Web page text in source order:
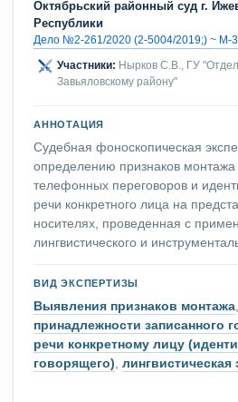
Октябрьский районный суд г.
Республики
Дело №2-261/2020 (2-5004/2019;) ~ М-
Участники: Нырков С.В., ГУ
Завьяловскому району"
АННОТАЦИЯ
Судебная фоноскопическая
определению признаков монтажа
телефонных переговоров и
речи конкретного лица на
носителях, проведенная с
лингвистического и
ВИД ЭКСПЕРТИЗЫ
Выявления признаков монтажа
принадлежности записанного
речи конкретному лицу
говорящего) лингвистическая